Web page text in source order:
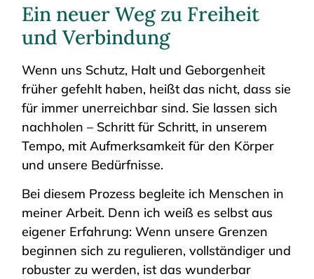
Ein neuer Weg zu Freiheit
und Verbindung
Wenn uns Schutz, Halt und Geborgenheit
früher gefehlt haben, heißt das nicht, dass sie
für immer unerreichbar sind. Sie lassen sich
nachholen – Schritt für Schritt, in unserem
Tempo, mit Aufmerksamkeit für den Körper
und unsere Bedürfnisse.
Bei diesem Prozess begleite ich Menschen in
meiner Arbeit. Denn ich weiß es selbst aus
eigener Erfahrung: Wenn unsere Grenzen
beginnen sich zu regulieren, vollständiger und
robuster zu werden, ist das wunderbar